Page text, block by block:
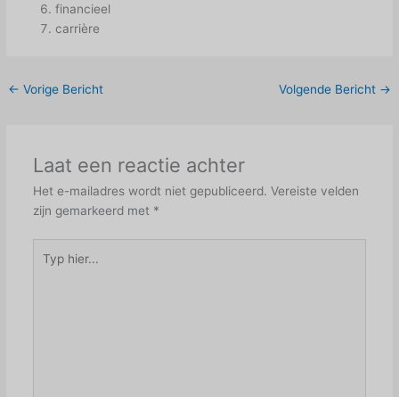
financieel
carrière
← Vorige Bericht Volgende Bericht →
Laat een reactie achter
Het e-mailadres wordt niet gepubliceerd. Vereiste velden
zijn gemarkeerd met *
hier...